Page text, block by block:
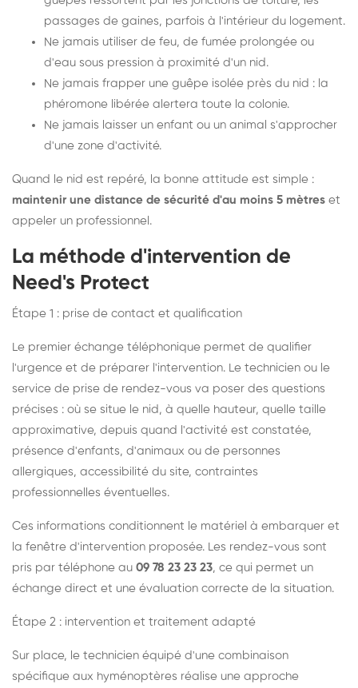
passages de gaines, parfois à l'intérieur du logement.
Ne jamais utiliser de feu, de fumée prolongée ou
d'eau sous pression à proximité d'un nid.
Ne jamais frapper une guêpe isolée près du nid : la
phéromone libérée alertera toute la colonie.
Ne jamais laisser un enfant ou un animal s'approcher
d'une zone d'activité.
Quand le nid est repéré, la bonne attitude est simple :
maintenir une distance de sécurité d'au moins 5 mètres et
appeler un professionnel.
La méthode d'intervention de
Need's Protect
Étape 1 : prise de contact et qualification
Le premier échange téléphonique permet de qualifier
l'urgence et de préparer l'intervention. Le technicien ou le
service de prise de rendez-vous va poser des questions
précises : où se situe le nid, à quelle hauteur, quelle taille
approximative, depuis quand l'activité est constatée,
présence d'enfants, d'animaux ou de personnes
allergiques, accessibilité du site, contraintes
professionnelles éventuelles.
Ces informations conditionnent le matériel à embarquer et
la fenêtre d'intervention proposée. Les rendez-vous sont
pris par téléphone au 09 78 23 23 23, ce qui permet un
échange direct et une évaluation correcte de la situation.
Étape 2 : intervention et traitement adapté
Sur place, le technicien équipé d'une combinaison
spécifique aux hyménoptères réalise une approche